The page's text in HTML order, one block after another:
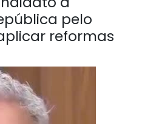
pelo
reformas